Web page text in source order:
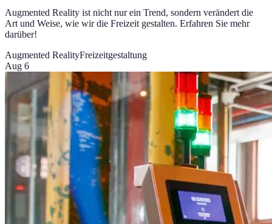
Augmented Reality ist nicht nur ein Trend, sondern verändert die
Art und Weise, wie wir die Freizeit gestalten. Erfahren Sie mehr
darüber!
Augmented RealityFreizeitgestaltung
Aug 6